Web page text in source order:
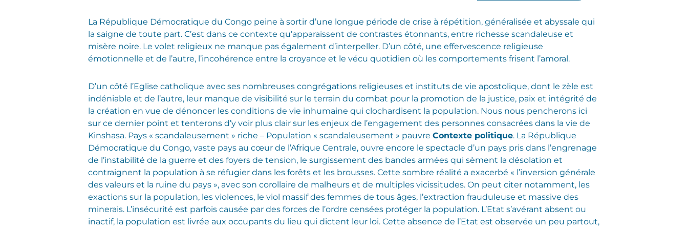
La République Démocratique du Congo peine à sortir d’une longue période de crise à répétition, généralisée et abyssale qui
la saigne de toute part. C’est dans ce contexte qu’apparaissent de contrastes étonnants, entre richesse scandaleuse et
misère noire. Le volet religieux ne manque pas également d’interpeller. D’un côté, une effervescence religieuse
émotionnelle et de l’autre, l’incohérence entre la croyance et le vécu quotidien où les comportements frisent l’amoral.
D’un côté l’Eglise catholique avec ses nombreuses congrégations religieuses et instituts de vie apostolique, dont le zèle est
indéniable et de l’autre, leur manque de visibilité sur le terrain du combat pour la promotion de la justice, paix et intégrité de
la création en vue de dénoncer les conditions de vie inhumaine qui clochardisent la population. Nous nous pencherons ici
sur ce dernier point et tenterons d’y voir plus clair sur les enjeux de l’engagement des personnes consacrées dans la vie de
Kinshasa. Pays « scandaleusement » riche – Population « scandaleusement » pauvre Contexte politique. La République
Démocratique du Congo, vaste pays au cœur de l’Afrique Centrale, ouvre encore le spectacle d’un pays pris dans l’engrenage
de l’instabilité de la guerre et des foyers de tension, le surgissement des bandes armées qui sèment la désolation et
contraignent la population à se réfugier dans les forêts et les brousses. Cette sombre réalité a exacerbé « l’inversion générale
des valeurs et la ruine du pays », avec son corollaire de malheurs et de multiples vicissitudes. On peut citer notamment, les
exactions sur la population, les violences, le viol massif des femmes de tous âges, l’extraction frauduleuse et massive des
minerais. L’insécurité est parfois causée par des forces de l’ordre censées protéger la population. L’Etat s’avérant absent ou
inactif, la population est livrée aux occupants du lieu qui dictent leur loi. Cette absence de l’Etat est observée un peu partout,